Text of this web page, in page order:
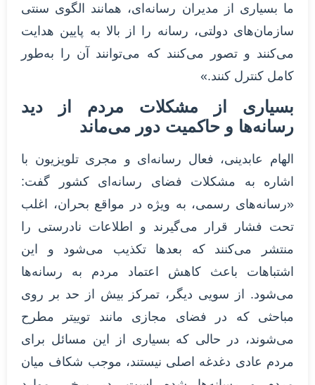
ما بسیاری از مدیران رسانه‌ای، همانند الگوی سنتی
سازمان‌های دولتی، رسانه را از بالا به پایین هدایت
می‌کنند و تصور می‌کنند که می‌توانند آن را به‌طور
کامل کنترل کنند.»
بسیاری از مشکلات مردم از دید
رسانه‌ها و حاکمیت دور می‌ماند
الهام عابدینی، فعال رسانه‌ای و مجری تلویزیون با
اشاره به مشکلات فضای رسانه‌ای کشور گفت:
«رسانه‌های رسمی، به ویژه در مواقع بحران، اغلب
تحت فشار قرار می‌گیرند و اطلاعات نادرستی را
منتشر می‌کنند که بعدها تکذیب می‌شود و این
اشتباهات باعث کاهش اعتماد مردم به رسانه‌ها
می‌شود. از سویی دیگر، تمرکز بیش از حد بر روی
مباحثی که در فضای مجازی مانند توییتر مطرح
می‌شوند، در حالی که بسیاری از این مسائل برای
مردم عادی دغدغه اصلی نیستند، موجب شکاف میان